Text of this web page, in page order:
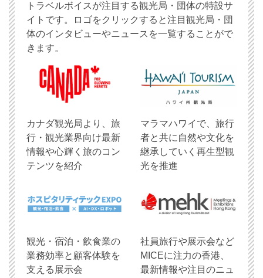
トラベルボイスが注目する観光局・団体の特設サ
イトです。ロゴをクリックすると注目観光局・団
体のインタビューやニュースを一覧することがで
きます。
​カナダ観光局より、旅
行・観光業界向け最新
情報や心輝く旅のコン
テンツを紹介
マラマハワイで、旅行
者と共に自然や文化を
継承していく再生型観
光を推進
観光・宿泊・飲食業の
業務効率と顧客体験を
支える展示会
社員旅行や展示会など
MICEに注力の香港、
最新情報や注目のニュ